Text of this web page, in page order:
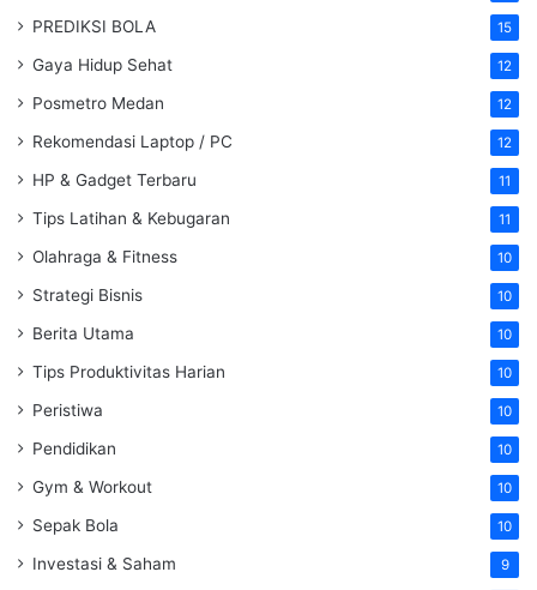
PREDIKSI BOLA 15
Gaya Hidup Sehat 12
Posmetro Medan 12
Rekomendasi Laptop / PC 12
HP & Gadget Terbaru 11
Tips Latihan & Kebugaran 11
Olahraga & Fitness 10
Strategi Bisnis 10
Berita Utama 10
Tips Produktivitas Harian 10
Peristiwa 10
Pendidikan 10
Gym & Workout 10
Sepak Bola 10
Investasi & Saham 9